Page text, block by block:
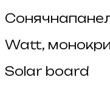
Watt,
Solar board